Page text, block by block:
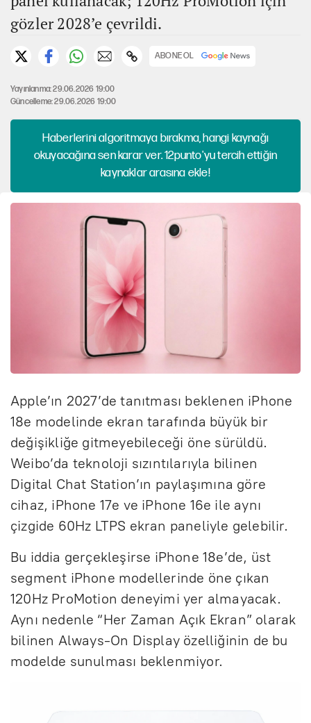
gözler 2028’e çevrildi.
ABONE OL
Yayınlanma: 29.06.2026 19:00
Güncelleme: 29.06.2026 19:00
Haberlerini algoritmaya bırakma, hangi kaynağı
okuyacağına sen karar ver. 12punto'yu tercih ettiğin
kaynaklar arasına ekle!
Apple’ın 2027’de tanıtması beklenen iPhone
18e modelinde ekran tarafında büyük bir
değişikliğe gitmeyebileceği öne sürüldü.
Weibo’da teknoloji sızıntılarıyla bilinen
Digital Chat Station’ın paylaşımına göre
cihaz, iPhone 17e ve iPhone 16e ile aynı
çizgide 60Hz LTPS ekran paneliyle gelebilir.
Bu iddia gerçekleşirse iPhone 18e’de, üst
segment iPhone modellerinde öne çıkan
120Hz ProMotion deneyimi yer almayacak.
Aynı nedenle “Her Zaman Açık Ekran” olarak
bilinen Always-On Display özelliğinin de bu
modelde sunulması beklenmiyor.